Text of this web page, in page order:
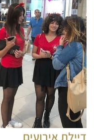
דיילת אירועים